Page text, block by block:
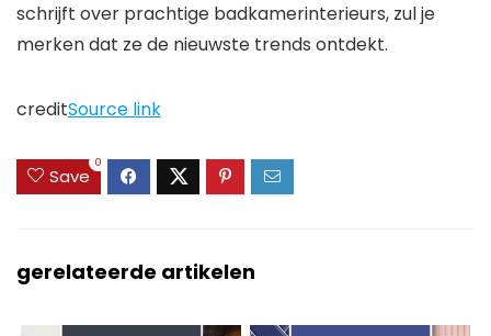
schrijft over prachtige badkamerinterieurs, zul je
merken dat ze de nieuwste trends ontdekt.
creditSource link
Save
0
gerelateerde artikelen